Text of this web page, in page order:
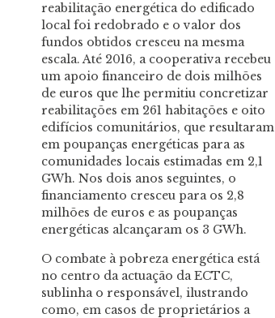
reabilitação energética do edificado
local foi redobrado e o valor dos
fundos obtidos cresceu na mesma
escala. Até 2016, a cooperativa recebeu
um apoio financeiro de dois milhões
de euros que lhe permitiu concretizar
reabilitações em 261 habitações e oito
edifícios comunitários, que resultaram
em poupanças energéticas para as
comunidades locais estimadas em 2,1
GWh. Nos dois anos seguintes, o
financiamento cresceu para os 2,8
milhões de euros e as poupanças
energéticas alcançaram os 3 GWh.
O combate à pobreza energética está
no centro da actuação da ECTC,
sublinha o responsável, ilustrando
como, em casos de proprietários a